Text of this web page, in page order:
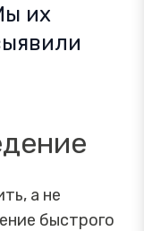
их
а не
быстрого